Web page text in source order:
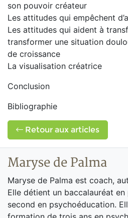
son pouvoir créateur
Les attitudes qui empêchent
Les attitudes qui aident à
transformer une situation
de croissance
La visualisation créatrice
Conclusion
Bibliographie
Retour aux articles
Maryse de Palma
Maryse de Palma est coach,
Elle détient un baccalauréat
second en psychoéducation.